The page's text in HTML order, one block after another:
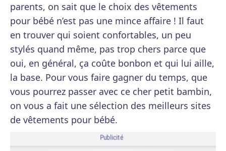
parents, on sait que le choix des vêtements
pour bébé n’est pas une mince affaire ! Il faut
en trouver qui soient confortables, un peu
stylés quand même, pas trop chers parce que
oui, en général, ça coûte bonbon et qui lui aille,
la base. Pour vous faire gagner du temps, que
vous pourrez passer avec ce cher petit bambin,
on vous a fait une sélection des meilleurs sites
de vêtements pour bébé.
Publicité